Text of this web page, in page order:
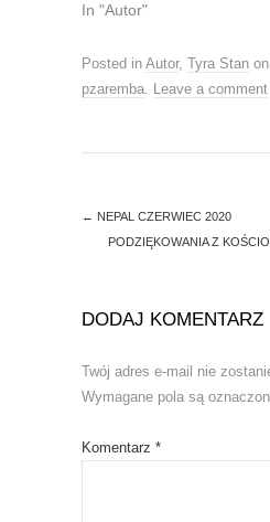
e
O
p
e
n
n
i
n
d
O
p
e
n
w
i
n
In "Autor"
Posted in Autor, Tyra Stan on
pzaremba Leave a comment
← NEPAL CZERWIEC 2020
PODZIĘKOWANIA Z
DODAJ KOMENTARZ
Twój adres e-mail nie
Wymagane pola są
Komentarz *